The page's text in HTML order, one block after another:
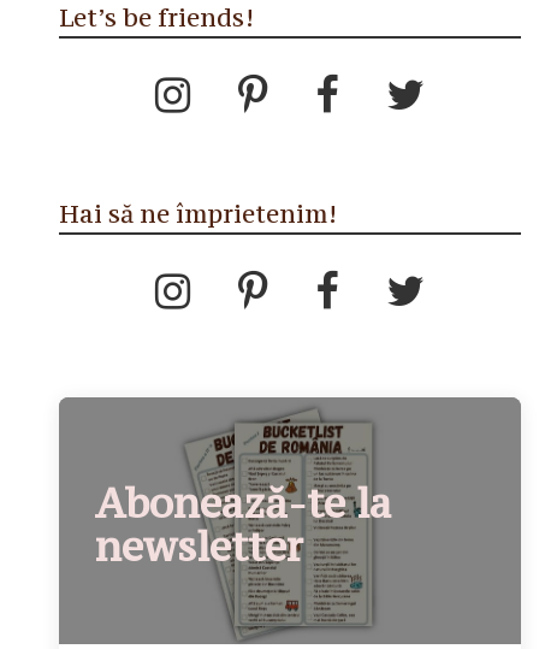
Let’s be friends!
Hai să ne împrietenim!
Abonează-te la
newsletter